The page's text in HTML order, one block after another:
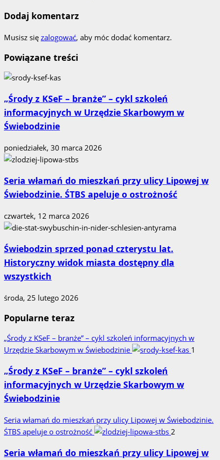
Dodaj komentarz
Musisz się zalogować, aby móc dodać komentarz.
Powiązane treści
„Środy z KSeF – branże” – cykl szkoleń
informacyjnych w Urzędzie Skarbowym w
Świebodzinie
poniedziałek, 30 marca 2026
Seria włamań do mieszkań przy ulicy Lipowej w
Świebodzinie. ŚTBS apeluje o ostrożność
czwartek, 12 marca 2026
Świebodzin sprzed ponad czterystu lat.
Historyczny widok miasta dostępny dla
wszystkich
środa, 25 lutego 2026
Popularne teraz
„Środy z KSeF – branże” – cykl szkoleń informacyjnych w
Urzędzie Skarbowym w Świebodzinie
1
„Środy z KSeF – branże” – cykl szkoleń
informacyjnych w Urzędzie Skarbowym w
Świebodzinie
Seria włamań do mieszkań przy ulicy Lipowej w Świebodzinie.
ŚTBS apeluje o ostrożność
2
Seria włamań do mieszkań przy ulicy Lipowej w